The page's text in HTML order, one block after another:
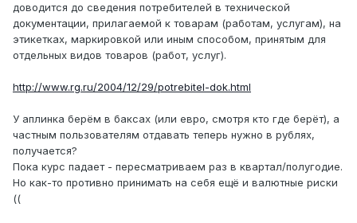
доводится до сведения потребителей в технической
документации, прилагаемой к товарам (работам, услугам), на
этикетках, маркировкой или иным способом, принятым для
отдельных видов товаров (работ, услуг).
http://www.rg.ru/2004/12/29/potrebitel-dok.html
У аплинка берём в баксах (или евро, смотря кто где берёт), а
частным пользователям отдавать теперь нужно в рублях,
получается?
Пока курс падает - пересматриваем раз в квартал/полугодие.
Но как-то противно принимать на себя ещё и валютные риски
((